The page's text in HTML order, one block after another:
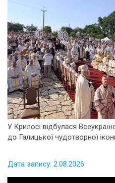
У Крилосі відбулася
до Галицької чудотворної
Дата запису: 2.08.2026